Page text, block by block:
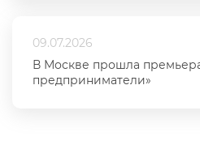
09.07.2026
В Москве прошла
предприниматели»